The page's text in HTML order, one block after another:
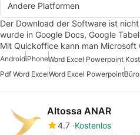
Andere Platformen
Der Download der Software ist
wurde in Google Docs, Google
Mit Quickoffice kann man
AndroidiPhoneWord Excel Powerpoint
Pdf Word ExcelWord Excel Powerpoint
Altossa ANAR
4.7 Kostenlos